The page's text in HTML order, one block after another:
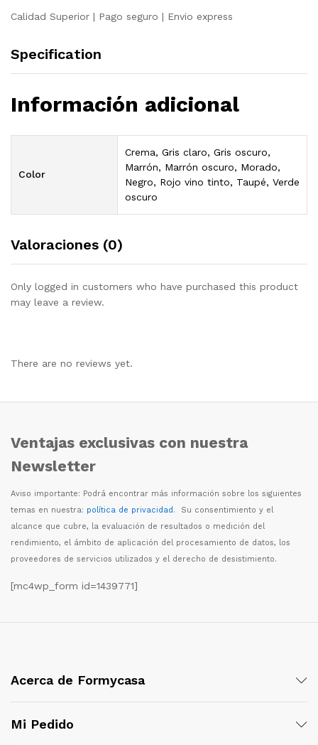
Calidad Superior | Pago seguro | Envio express
Specification
Información adicional
Color
Crema, Gris claro, Gris oscuro,
Marrón, Marrón oscuro, Morado,
Negro, Rojo vino tinto, Taupé, Verde
oscuro
Valoraciones (0)
Only logged in customers who have purchased this product
may leave a review.
There are no reviews yet.
Ventajas exclusivas con nuestra
Newsletter
Aviso importante: Podrá encontrar más información sobre los siguientes
temas en nuestra: política de privacidad. Su consentimiento y el
alcance que cubre, la evaluación de resultados o medición del
rendimiento, el ámbito de aplicación del procesamiento de datos, los
proveedores de servicios utilizados y el derecho de desistimiento.
[mc4wp_form id=1439771]
Acerca de Formycasa
Mi Pedido